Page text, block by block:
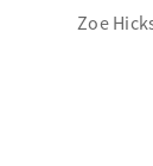
Zoe